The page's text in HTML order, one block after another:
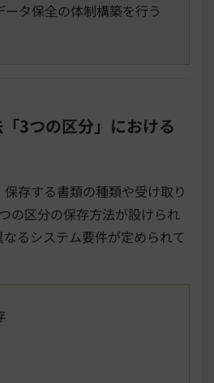
タ保全の体制構築を行う
3つの区分」における
存する書類の種類や受け取り
の区分の保存方法が設けられ
るシステム要件が定められて